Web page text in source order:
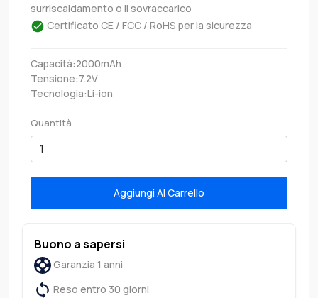
surriscaldamento o il sovraccarico
Certificato CE / FCC / RoHS per la sicurezza
Capacità:2000mAh
Tensione:7.2V
Tecnologia:Li-ion
Quantità
Aggiungi Al Carrello
Buono a sapersi
Garanzia 1 anni
Reso entro 30 giorni